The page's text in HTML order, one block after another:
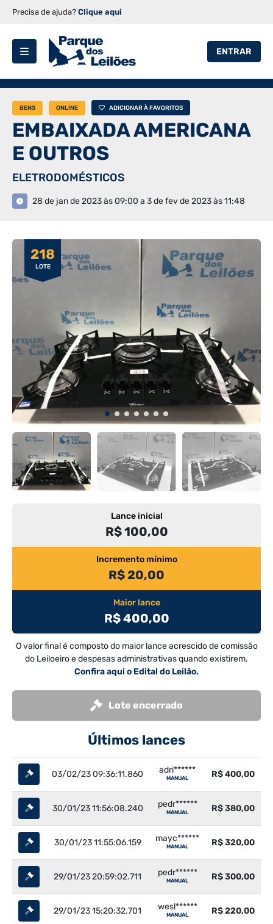
Precisa de ajuda? Clique aqui
ENTRAR
BENS ONLINE ADICIONAR À FAVORITOS
EMBAIXADA AMERICANA
E OUTROS
ELETRODOMÉSTICOS
28 de jan de 2023 às 09:00 a 3 de fev de 2023 às 11:48
218
LOTE
Lance inicial
R$ 100,00
Incremento mínimo
R$ 20,00
Maior lance
R$ 400,00
O valor final é composto do maior lance acrescido de comissão
do Leiloeiro e despesas administrativas quando existirem.
Confira aqui o Edital do Leilão.
Lote encerrado
Últimos lances
03/02/23 09:36:11.860 adri******
MANUAL R$ 400,00
30/01/23 11:56:08.240 pedr******
MANUAL R$ 380,00
30/01/23 11:55:06.159 mayc******
MANUAL R$ 320,00
29/01/23 20:59:02.711 pedr******
MANUAL R$ 300,00
29/01/23 15:20:32.701 wesl******
MANUAL R$ 220,00